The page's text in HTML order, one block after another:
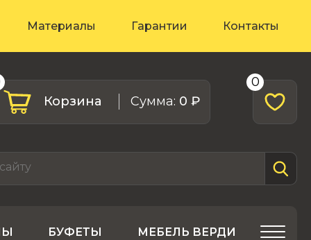
Материалы Гарантии Контакты
Корзина Cумма: 0 ₽
0
БУФЕТЫ МЕБЕЛЬ ВЕРДИ